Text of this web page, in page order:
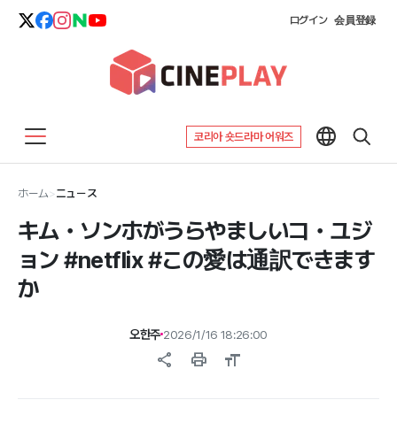
ログイン 会員登録
코리아 숏드라마 어워즈
ホーム>ニュース
キム・ソンホがうらやましいコ・ユジ
ョン #netflix #この愛は通訳できます
か
오한주2026/1/16 18:26:00
share print format_size